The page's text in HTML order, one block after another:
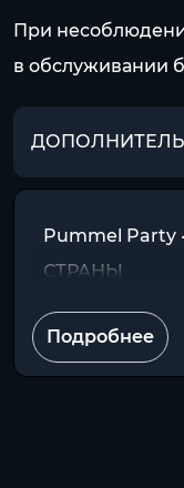
При
в обслуживании
Pummel Party
СТРАНЫ
Подробнее